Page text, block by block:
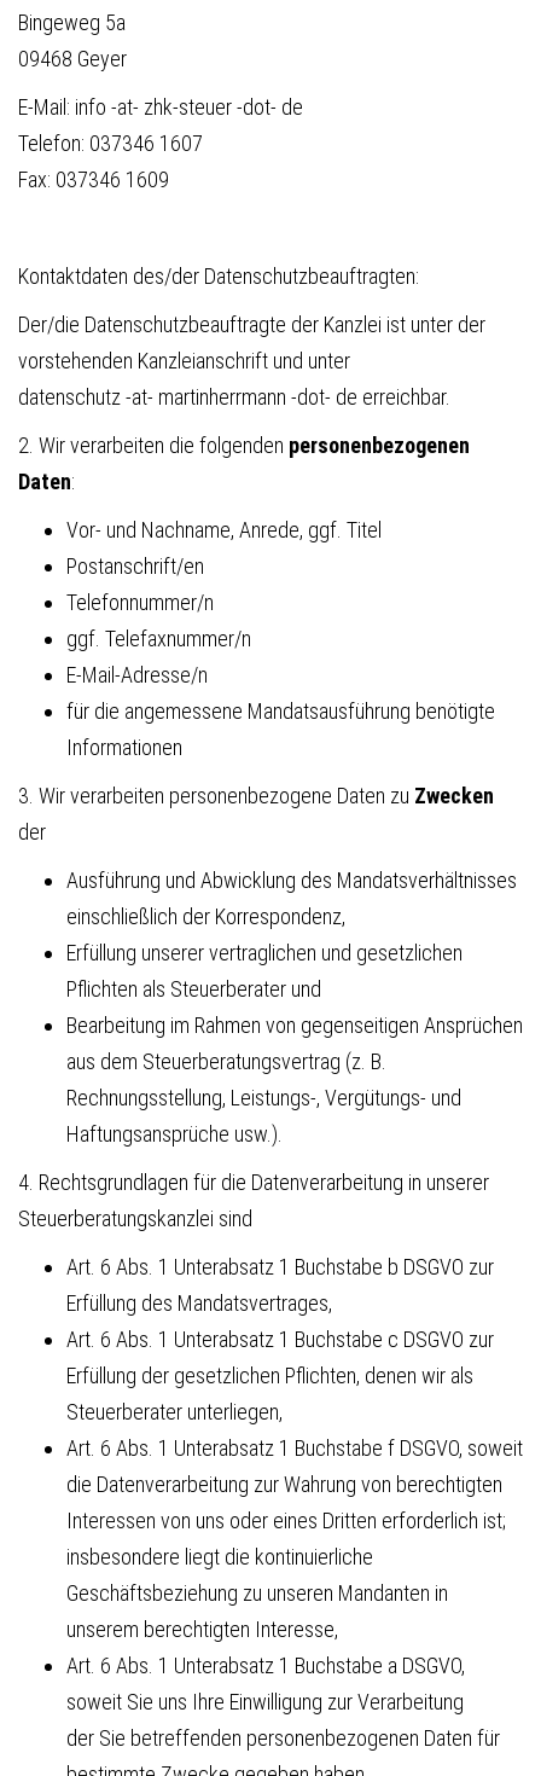
Bingeweg 5a
09468 Geyer
E-Mail: info -at- zhk-steuer -dot- de
Telefon: 037346 1607
Fax: 037346 1609
Kontaktdaten des/der Datenschutzbeauftragten:
Der/die Datenschutzbeauftragte der Kanzlei ist unter der
vorstehenden Kanzleianschrift und unter
datenschutz -at- martinherrmann -dot- de erreichbar.
2. Wir verarbeiten die folgenden personenbezogenen
Daten:
Vor- und Nachname, Anrede, ggf. Titel
Postanschrift/en
Telefonnummer/n
ggf. Telefaxnummer/n
E-Mail-Adresse/n
für die angemessene Mandatsausführung benötigte
Informationen
3. Wir verarbeiten personenbezogene Daten zu Zwecken
der
Ausführung und Abwicklung des Mandatsverhältnisses
einschließlich der Korrespondenz,
Erfüllung unserer vertraglichen und gesetzlichen
Pflichten als Steuerberater und
Bearbeitung im Rahmen von gegenseitigen Ansprüchen
aus dem Steuerberatungsvertrag (z. B.
Rechnungsstellung, Leistungs-, Vergütungs- und
Haftungsansprüche usw.).
4. Rechtsgrundlagen für die Datenverarbeitung in unserer
Steuerberatungskanzlei sind
Art. 6 Abs. 1 Unterabsatz 1 Buchstabe b DSGVO zur
Erfüllung des Mandatsvertrages,
Art. 6 Abs. 1 Unterabsatz 1 Buchstabe c DSGVO zur
Erfüllung der gesetzlichen Pflichten, denen wir als
Steuerberater unterliegen,
Art. 6 Abs. 1 Unterabsatz 1 Buchstabe f DSGVO, soweit
die Datenverarbeitung zur Wahrung von berechtigten
Interessen von uns oder eines Dritten erforderlich ist;
insbesondere liegt die kontinuierliche
Geschäftsbeziehung zu unseren Mandanten in
unserem berechtigten Interesse,
Art. 6 Abs. 1 Unterabsatz 1 Buchstabe a DSGVO,
soweit Sie uns Ihre Einwilligung zur Verarbeitung
der Sie betreffenden personenbezogenen Daten für